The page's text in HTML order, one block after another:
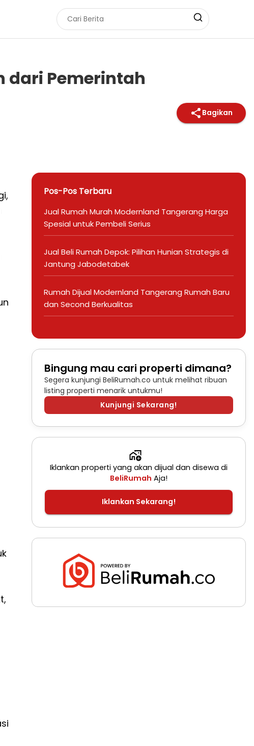
dari Pemerintah
Bagikan
Pos-Pos Terbaru
Jual Rumah Murah Modernland Tangerang Harga
Spesial untuk Pembeli Serius
Jual Beli Rumah Depok: Pilihan Hunian Strategis di
Jantung Jabodetabek
Rumah Dijual Modernland Tangerang Rumah Baru
dan Second Berkualitas
Bingung mau cari properti dimana?
Segera kunjungi BeliRumah.co untuk melihat ribuan
listing properti menarik untukmu!
Kunjungi Sekarang!
Iklankan properti yang akan dijual dan disewa di
BeliRumah Aja!
Iklankan Sekarang!